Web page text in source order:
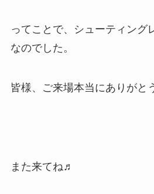
ってことで、シューティング
なのでした。
皆様、ご来場本当にありがと
また来てね♬